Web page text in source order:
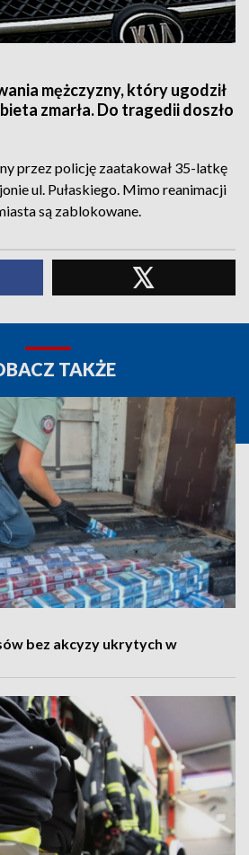
mężczyzny, który ugodził
zmarła. Do tragedii doszło
przez policję zaatakował 35-latkę
ul. Pułaskiego. Mimo reanimacji
są zablokowane.
TAKŻE
bez akcyzy ukrytych w